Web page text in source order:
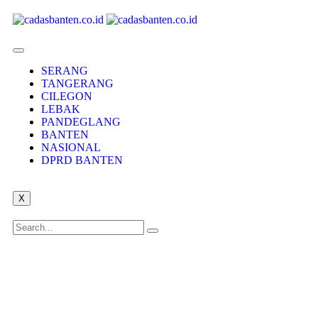
SERANG
TANGERANG
CILEGON
LEBAK
PANDEGLANG
BANTEN
NASIONAL
DPRD BANTEN
X